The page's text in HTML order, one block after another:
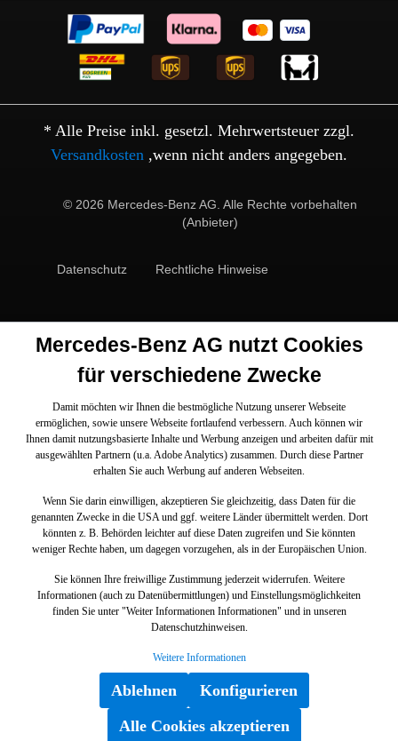
* Alle Preise inkl. gesetzl. Mehrwertsteuer zzgl.
Versandkosten ,wenn nicht anders angegeben.
© 2026 Mercedes-Benz AG. Alle Rechte vorbehalten
(Anbieter)
Datenschutz Rechtliche Hinweise
Mercedes-Benz AG nutzt Cookies
für verschiedene Zwecke
Damit möchten wir Ihnen die bestmögliche Nutzung unserer Webseite
ermöglichen, sowie unsere Webseite fortlaufend verbessern. Auch können wir
Ihnen damit nutzungsbasierte Inhalte und Werbung anzeigen und arbeiten dafür mit
ausgewählten Partnern (u.a. Adobe Analytics) zusammen. Durch diese Partner
erhalten Sie auch Werbung auf anderen Webseiten.
Wenn Sie darin einwilligen, akzeptieren Sie gleichzeitig, dass Daten für die
genannten Zwecke in die USA und ggf. weitere Länder übermittelt werden. Dort
könnten z. B. Behörden leichter auf diese Daten zugreifen und Sie könnten
weniger Rechte haben, um dagegen vorzugehen, als in der Europäischen Union.
Sie können Ihre freiwillige Zustimmung jederzeit widerrufen. Weitere
Informationen (auch zu Datenübermittlungen) und Einstellungsmöglichkeiten
finden Sie unter "Weiter Informationen Informationen" und in unseren
Datenschutzhinweisen.
Weitere Informationen
Ablehnen
Konfigurieren
Alle Cookies akzeptieren